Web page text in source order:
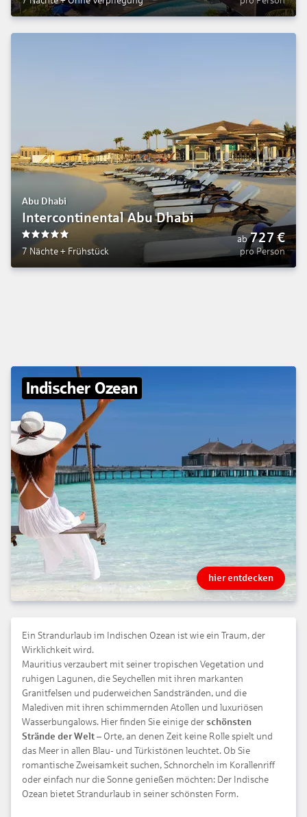
Abu Dhabi
Intercontinental Abu Dhabi
7 Nächte + Frühstück
ab 727€
pro Person
Indischer Ozean
hier entdecken
Ein Strandurlaub im Indischen Ozean ist wie ein Traum, der
Wirklichkeit wird.
Mauritius verzaubert mit seiner tropischen Vegetation und
ruhigen Lagunen, die Seychellen mit ihren markanten
Granitfelsen und puderweichen Sandstränden, und die
Malediven mit ihren schimmernden Atollen und luxuriösen
Wasserbungalows. Hier finden Sie einige der schönsten
Strände der Welt – Orte, an denen Zeit keine Rolle spielt und
das Meer in allen Blau- und Türkistönen leuchtet. Ob Sie
romantische Zweisamkeit suchen, Schnorcheln im Korallenriff
oder einfach nur die Sonne genießen möchten: Der Indische
Ozean bietet Strandurlaub in seiner schönsten Form.